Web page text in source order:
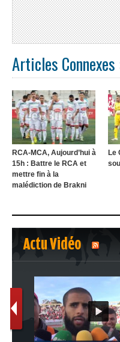
Articles Connexes
RCA-MCA, Aujourd’hui à
15h : Battre le RCA et
mettre fin à la
malédiction de Brakni
Le
Actu Vidéo
1 2